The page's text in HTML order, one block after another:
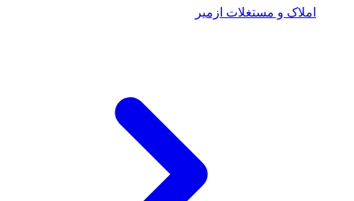
املاک و مستغلات ازمیر